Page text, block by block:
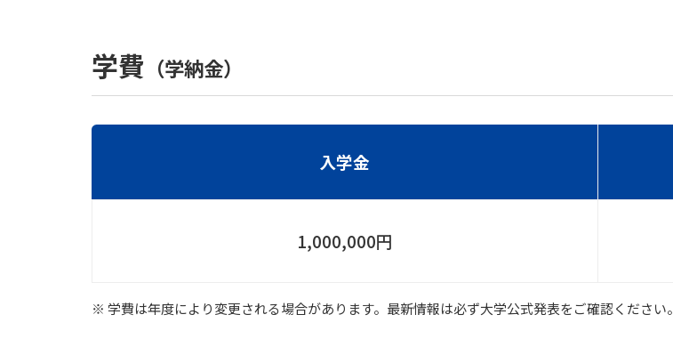
学費 （学納金）
入学金
1,000,000円
※ 学費は年度により変更される場合があります。最新情報は必ず大学公式発表をご確認ください。